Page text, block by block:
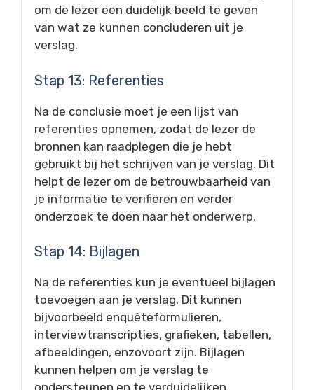
om de lezer een duidelijk beeld te geven
van wat ze kunnen concluderen uit je
verslag.
Stap 13: Referenties
Na de conclusie moet je een lijst van
referenties opnemen, zodat de lezer de
bronnen kan raadplegen die je hebt
gebruikt bij het schrijven van je verslag. Dit
helpt de lezer om de betrouwbaarheid van
je informatie te verifiëren en verder
onderzoek te doen naar het onderwerp.
Stap 14: Bijlagen
Na de referenties kun je eventueel bijlagen
toevoegen aan je verslag. Dit kunnen
bijvoorbeeld enquêteformulieren,
interviewtranscripties, grafieken, tabellen,
afbeeldingen, enzovoort zijn. Bijlagen
kunnen helpen om je verslag te
ondersteunen en te verduidelijken.